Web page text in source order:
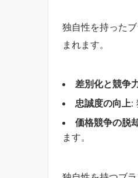
独自性を持った
まれます。
差別化と競争
忠誠度の向上:
価格競争の脱
ます。